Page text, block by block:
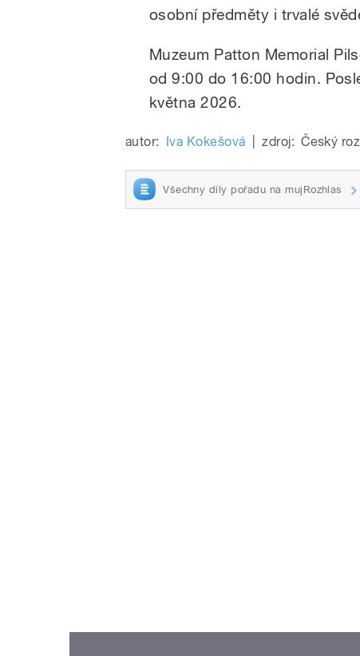
osobní předměty i trvalé
Muzeum Patton Memorial
od 9:00 do 16:00 hodin.
května 2026.
autor: Iva Kokešová zdroj: Český
Všechny díly pořadu na mujRozhlas